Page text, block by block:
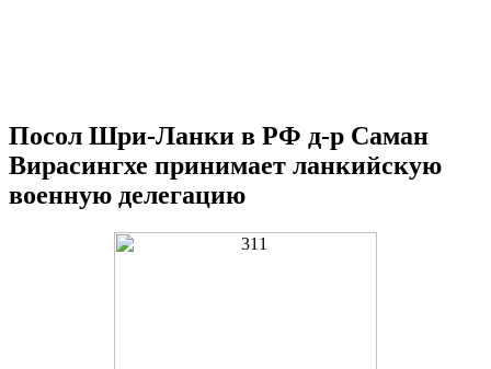
Посол Шри-Ланки в РФ д-р Саман
Вирасингхе принимает ланкийскую
военную делегацию